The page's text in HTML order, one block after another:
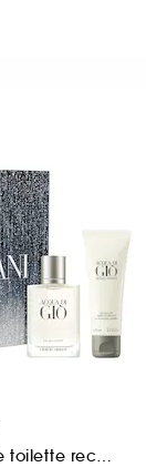
Coffret Eau de toilette rechargeable pour homme